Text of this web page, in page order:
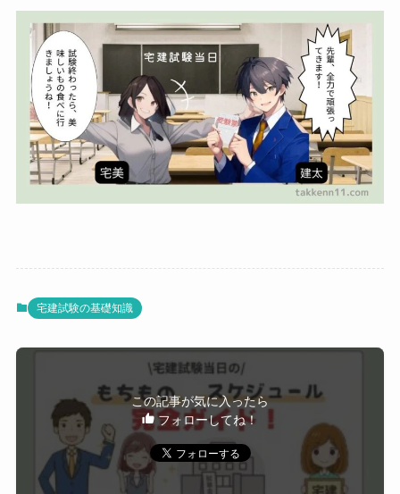
宅建試験の基礎知識
この記事が気に入ったら
フォローしてね！